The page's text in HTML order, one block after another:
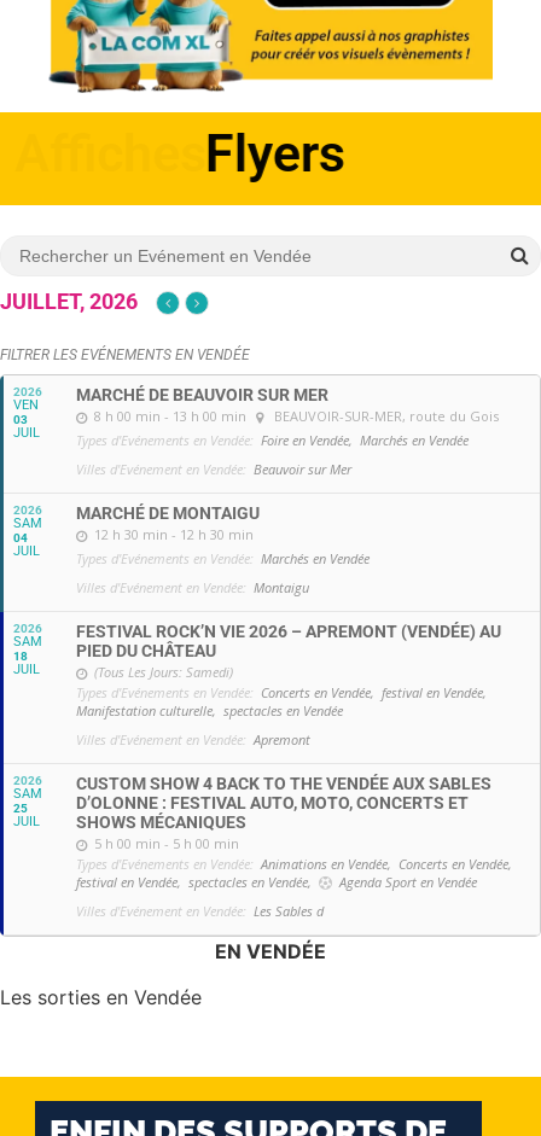
Affiches
JUILLET, 2026
FILTRER LES EVÉNEMENTS EN VENDÉE
2026
VEN
03
JUIL
MARCHÉ DE BEAUVOIR SUR MER
8 h 00 min - 13 h 00 min BEAUVOIR-SUR-MER, route du Gois
Types d'Evénements en Vendée: Foire en Vendée, Marchés en Vendée
Villes d'Evénement en Vendée: Beauvoir sur Mer
2026
SAM
04
JUIL
MARCHÉ DE MONTAIGU
12 h 30 min - 12 h 30 min
Types d'Evénements en Vendée: Marchés en Vendée
Villes d'Evénement en Vendée: Montaigu
2026
SAM
18
JUIL
FESTIVAL ROCK’N VIE 2026 – APREMONT (VENDÉE) AU
PIED DU CHÂTEAU
(Tous Les Jours: Samedi)
Types d'Evénements en Vendée: Concerts en Vendée, festival en Vendée,
Manifestation culturelle, spectacles en Vendée
Villes d'Evénement en Vendée: Apremont
2026
SAM
25
JUIL
CUSTOM SHOW 4 BACK TO THE VENDÉE AUX SABLES
D’OLONNE : FESTIVAL AUTO, MOTO, CONCERTS ET
SHOWS MÉCANIQUES
5 h 00 min - 5 h 00 min
Types d'Evénements en Vendée: Animations en Vendée, Concerts en Vendée,
festival en Vendée, spectacles en Vendée,
Agenda Sport en Vendée
Villes d'Evénement en Vendée: Les Sables d
EN VENDÉE
Les sorties en Vendée